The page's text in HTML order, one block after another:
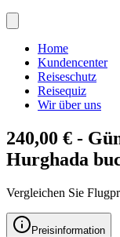
Home
Kundencenter
Reiseschutz
Reisequiz
Wir über uns
240,00 € -
Hurghada
Vergleichen Sie
Preisinformation